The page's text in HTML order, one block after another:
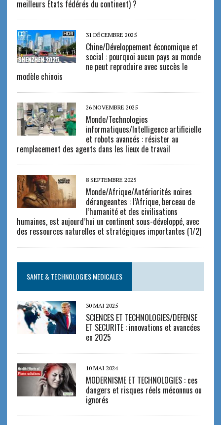
meilleurs États fédérés du continent) ?
31 DÉCEMBRE 2025
Chine/Développement économique et
social : pourquoi aucun pays au monde
ne peut reproduire avec succès le
modèle chinois
26 NOVEMBRE 2025
Monde/Technologies
informatiques/Intelligence artificielle
et robots avancés : résister au
remplacement des agents dans les lieux de travail
8 SEPTEMBRE 2025
Monde/Afrique/Antériorités noires
dérangeantes : l’Afrique, berceau de
l’humanité et des civilisations
humaines, est aujourd’hui un continent sous-développé, avec
des ressources naturelles et stratégiques importantes (1/2)
SANTE & TECHNOLOGIES MEDICALES
30 MAI 2025
SCIENCES ET TECHNOLOGIES/DEFENSE
ET SECURITE : innovations et avancées
en 2025
10 MAI 2024
MODERNISME ET TECHNOLOGIES : ces
dangers et risques réels méconnus ou
ignorés